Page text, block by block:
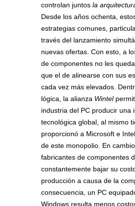
controlan juntos la
Desde los años ochenta,
estrategias comunes,
través del lanzamiento
nuevas ofertas. Con esto, a
de componentes no les
que el de alinearse con sus
cada vez más elevados.
lógica, la alianza Wintel
industria del PC producir una
tecnológica global, al mismo
proporcionó a Microsoft e
de este monopolio. En
fabricantes de componentes
constantemente bajar su
producción a causa de la
consecuencia, un PC
Windows resulta menos